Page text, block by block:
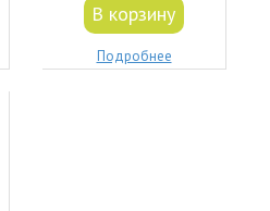
В корзину
Подробнее